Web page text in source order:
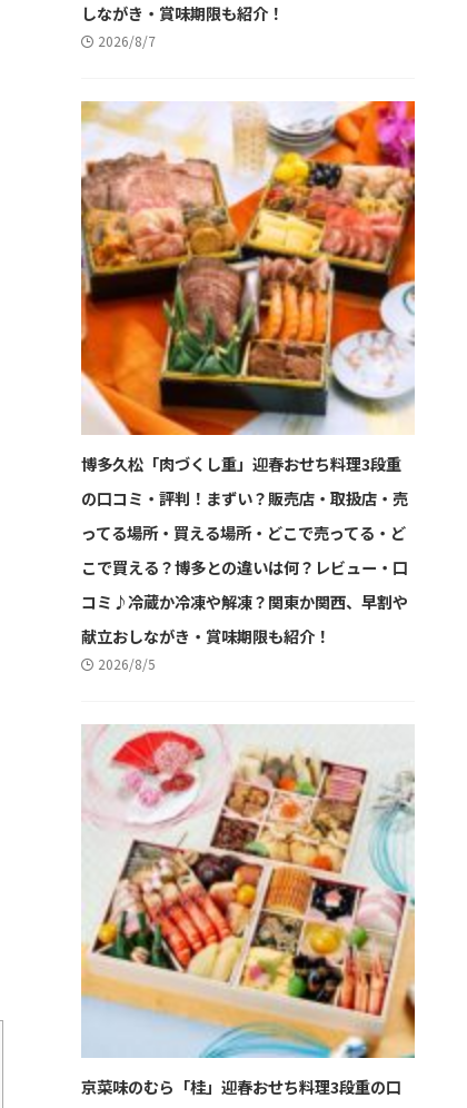
しながき・賞味期限も紹介！
2026/8/7
博多久松「肉づくし重」迎春おせち料理3段重
の口コミ・評判！まずい？販売店・取扱店・売
ってる場所・買える場所・どこで売ってる・ど
こで買える？博多との違いは何？レビュー・口
コミ♪冷蔵か冷凍や解凍？関東か関西、早割や
献立おしながき・賞味期限も紹介！
2026/8/5
京菜味のむら「桂」迎春おせち料理3段重の口